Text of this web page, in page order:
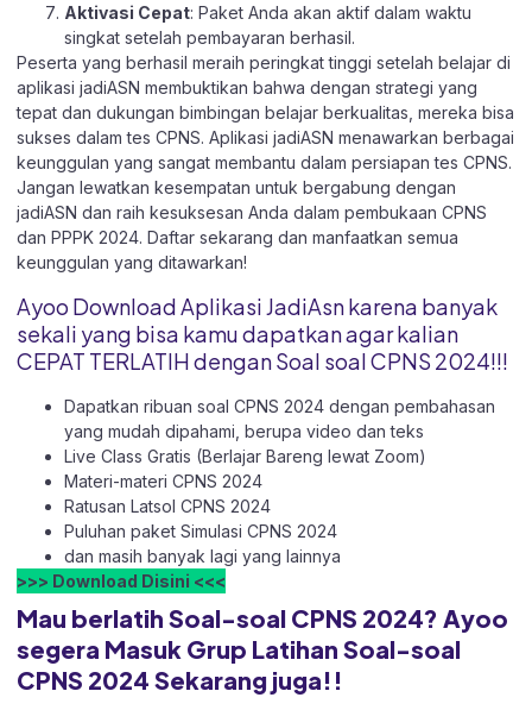
Aktivasi Cepat: Paket Anda akan aktif dalam waktu
singkat setelah pembayaran berhasil.
Peserta yang berhasil meraih peringkat tinggi setelah belajar di
aplikasi jadiASN membuktikan bahwa dengan strategi yang
tepat dan dukungan bimbingan belajar berkualitas, mereka bisa
sukses dalam tes CPNS. Aplikasi jadiASN menawarkan berbagai
keunggulan yang sangat membantu dalam persiapan tes CPNS.
Jangan lewatkan kesempatan untuk bergabung dengan
jadiASN dan raih kesuksesan Anda dalam pembukaan CPNS
dan PPPK 2024. Daftar sekarang dan manfaatkan semua
keunggulan yang ditawarkan!
Ayoo Download Aplikasi JadiAsn karena banyak
sekali yang bisa kamu dapatkan agar kalian
CEPAT TERLATIH dengan Soal soal CPNS 2024!!!
Dapatkan ribuan soal CPNS 2024 dengan pembahasan
yang mudah dipahami, berupa video dan teks
Live Class Gratis (Berlajar Bareng lewat Zoom)
Materi-materi CPNS 2024
Ratusan Latsol CPNS 2024
Puluhan paket Simulasi CPNS 2024
dan masih banyak lagi yang lainnya
>>> Download Disini <<<
Mau berlatih Soal-soal CPNS 2024? Ayoo
segera Masuk Grup Latihan Soal-soal
CPNS 2024 Sekarang juga!!